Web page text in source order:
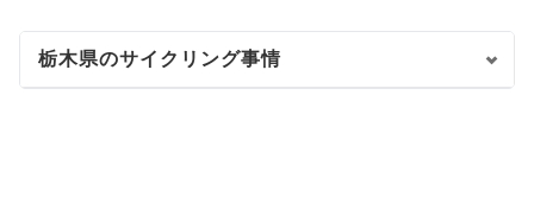
栃木県のサイクリング事情